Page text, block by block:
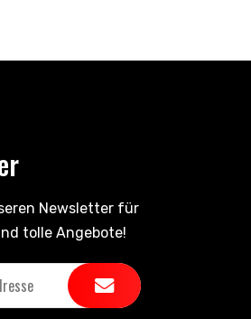
Newsletter für
tolle Angebote!